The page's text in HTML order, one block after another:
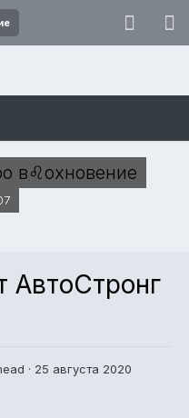
в♌охновение
АвтоСтронг
· 25 августа 2020